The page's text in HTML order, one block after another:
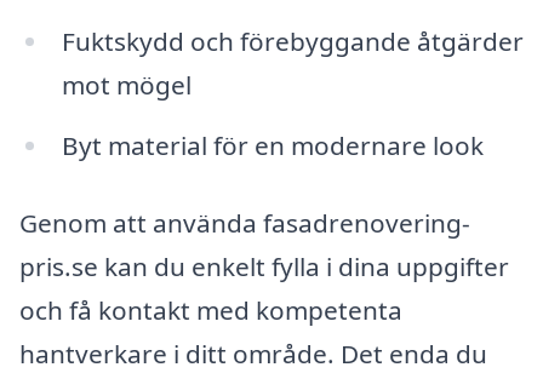
Fuktskydd och förebyggande åtgärder
mot mögel
Byt material för en modernare look
Genom att använda fasadrenovering-
pris.se kan du enkelt fylla i dina uppgifter
och få kontakt med kompetenta
hantverkare i ditt område. Det enda du